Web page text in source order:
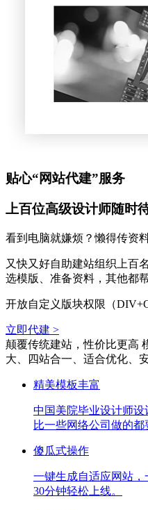
贴心“网站代建”服务
上百位高级设计师随时
看到电脑就嫌烦？懒得传资
又快又好自助建站组织上百
选模版、准备资料，其他都
开放自定义版块权限（
立即代建 >
颠覆传统建站，性价比更高
大、四站合一、适合优化、
精美模板丰富
中国美院毕业设计师
比一些网络公司做的都
傻瓜式操作
一键生成自适应网站，
30分钟轻松上线。